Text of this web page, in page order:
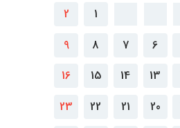
1
2
6
7
8
9
13
14
15
16
20
21
22
23